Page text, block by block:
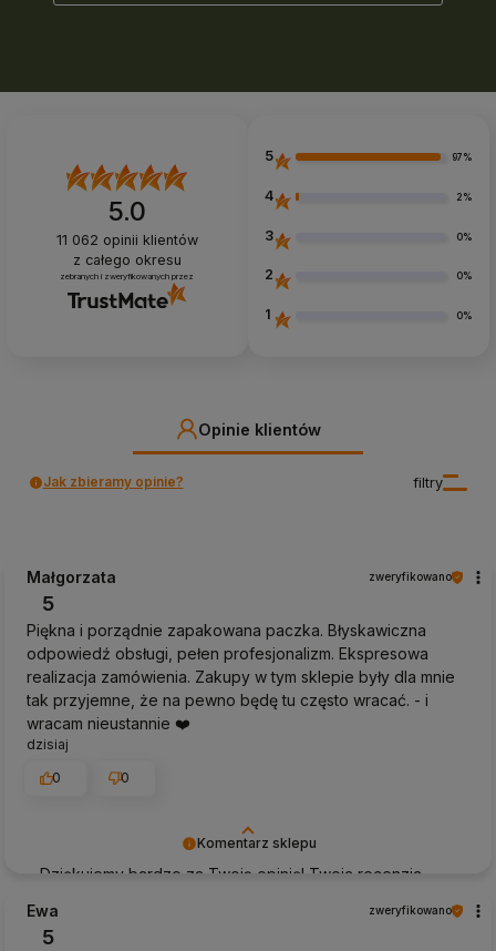
kwestiach:
przygotowaniu
pokrzywy do
suszenia i
późniejszego
użycia w kuchni.
5.0
11 062 opinii klientów
z całego okresu
zebranych i zweryfikowanych przez
5 97%
4 2%
3 0%
2 0%
1 0%
Opinie klientów
filtry
Jak zbieramy opinie?
Komentarz sklepu
Dziękujemy bardzo za Twoją opinię! Twoja recenzja
właściwym torze :) Z pozdrowieniami, obsługa sklepu.
Małgorzata zweryfikowano
5
Piękna i porządnie zapakowana paczka. Błyskawiczna
odpowiedź obsługi, pełen profesjonalizm. Ekspresowa
realizacja zamówienia. Zakupy w tym sklepie były dla mnie
tak przyjemne, że na pewno będę tu często wracać. - i
wracam nieustannie ❤️
dzisiaj
0
0
Ewa zweryfikowano
5